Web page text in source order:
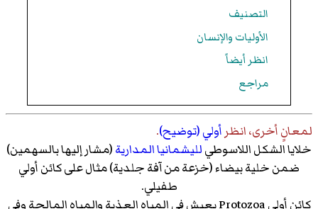
التصنيف
الأوليات والإنسان
انظر أيضاً
مراجع
لمعانٍ أخرى، انظرأولي (توضيح).
خلايا الشكل اللاسوطيلليشمانيا المدارية(مشار إليها بالسهمين)
ضمن خلية بيضاء (خزعة من آفة جلدية) مثال على كائن أولي
طفيلي.
كائن أولي Protozoa يعيش في المياه العذبة والمياه المالحة وفي